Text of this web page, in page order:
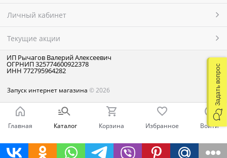
Личный кабинет
Текущие акции
ИП Рычагов Валерий Алексеевич
ОГРНИП 325774600922378
ИНН 772795964282
Запуск интернет магазина © 2026
Главная Каталог Корзина Избранное Войти
Задать вопрос